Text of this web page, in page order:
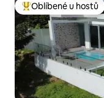
Nejlepší v kategorii
Oblíbené u hostů